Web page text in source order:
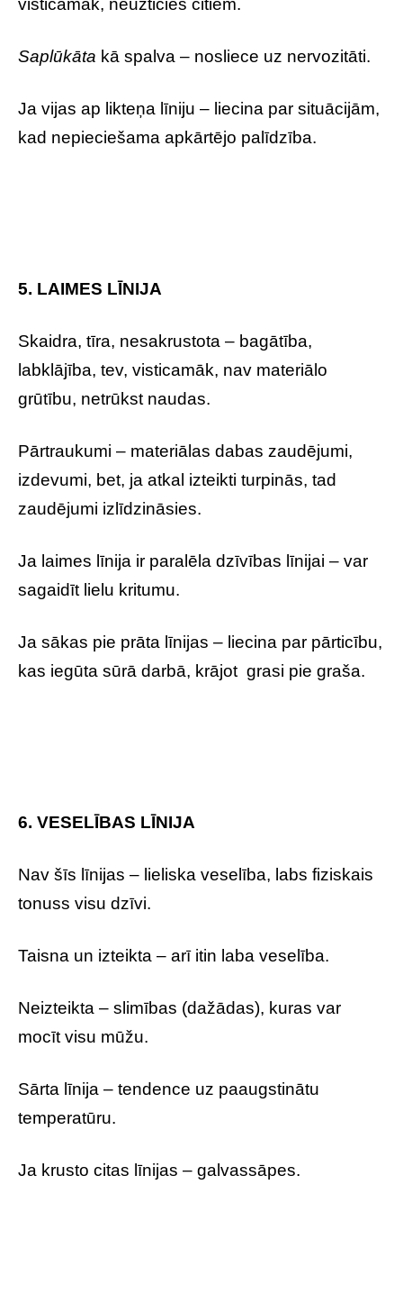
visticamāk, neuzticies citiem.
Saplūkāta kā spalva – nosliece uz nervozitāti.
Ja vijas ap likteņa līniju – liecina par situācijām,
kad nepieciešama apkārtējo palīdzība.
5. LAIMES LĪNIJA
Skaidra, tīra, nesakrustota – bagātība,
labklājība, tev, visticamāk, nav materiālo
grūtību, netrūkst naudas.
Pārtraukumi – materiālas dabas zaudējumi,
izdevumi, bet, ja atkal izteikti turpinās, tad
zaudējumi izlīdzināsies.
Ja laimes līnija ir paralēla dzīvības līnijai – var
sagaidīt lielu kritumu.
Ja sākas pie prāta līnijas – liecina par pārticību,
kas iegūta sūrā darbā, krājot grasi pie graša.
6. VESELĪBAS LĪNIJA
Nav šīs līnijas – lieliska veselība, labs fiziskais
tonuss visu dzīvi.
Taisna un izteikta – arī itin laba veselība.
Neizteikta – slimības (dažādas), kuras var
mocīt visu mūžu.
Sārta līnija – tendence uz paaugstinātu
temperatūru.
Ja krusto citas līnijas – galvassāpes.